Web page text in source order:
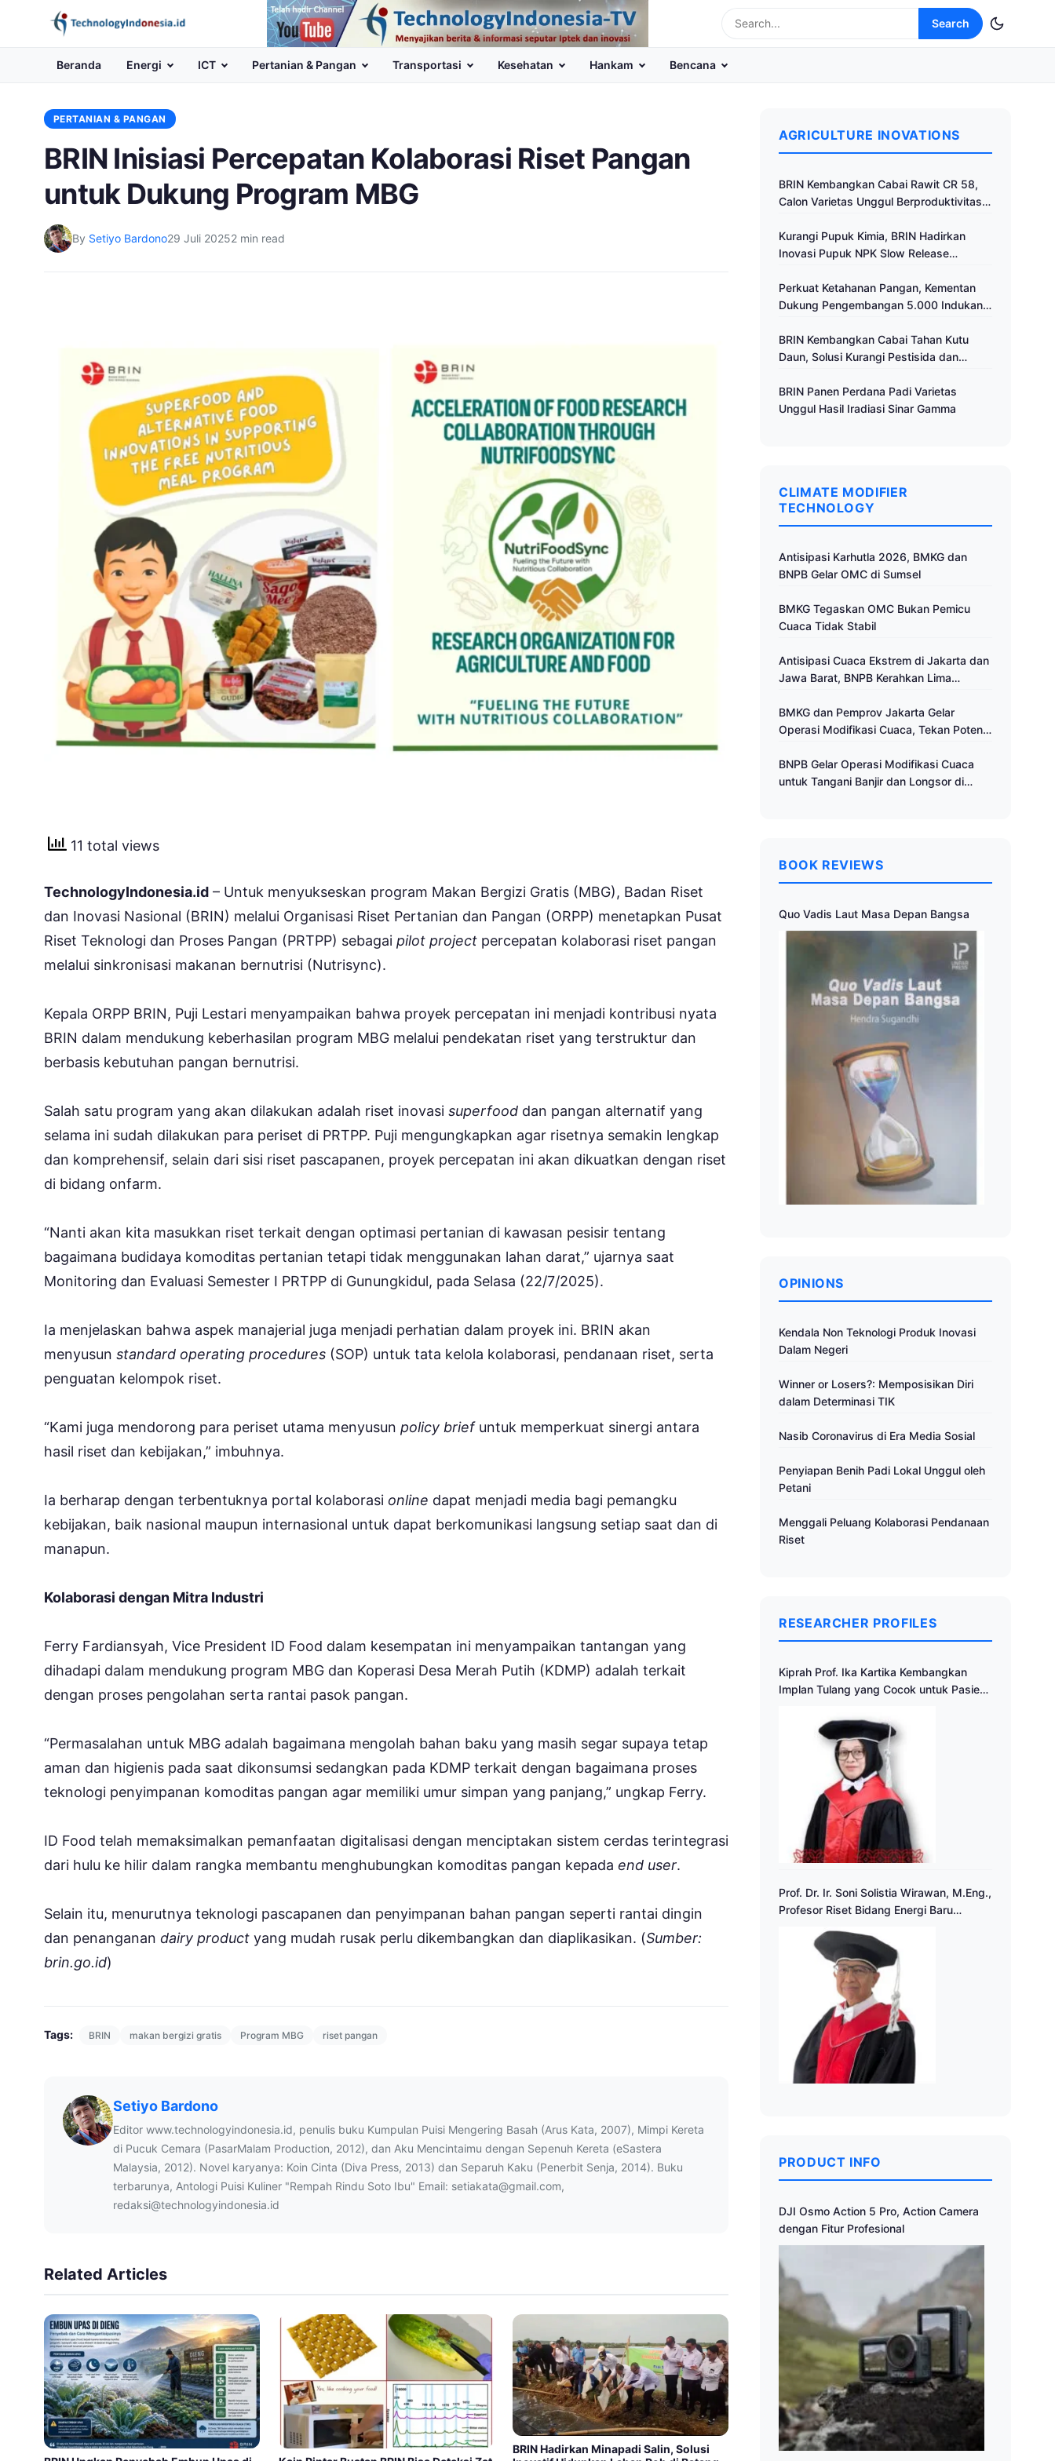
Channel
Youtube
Search
Beranda Energi ICT Pertanian & Pangan Transportasi Kesehatan Hankam Bencana
PERTANIAN & PANGAN
BRIN Inisiasi Percepatan Kolaborasi Riset Pangan
untuk Dukung Program MBG
By Setiyo Bardono29 Juli 20252 min read
11 total views
TechnologyIndonesia.id – Untuk menyukseskan program Makan Bergizi Gratis (MBG), Badan Riset
dan Inovasi Nasional (BRIN) melalui Organisasi Riset Pertanian dan Pangan (ORPP) menetapkan Pusat
Riset Teknologi dan Proses Pangan (PRTPP) sebagai pilot project percepatan kolaborasi riset pangan
melalui sinkronisasi makanan bernutrisi (Nutrisync).
Kepala ORPP BRIN, Puji Lestari menyampaikan bahwa proyek percepatan ini menjadi kontribusi nyata
BRIN dalam mendukung keberhasilan program MBG melalui pendekatan riset yang terstruktur dan
berbasis kebutuhan pangan bernutrisi.
Salah satu program yang akan dilakukan adalah riset inovasi superfood dan pangan alternatif yang
selama ini sudah dilakukan para periset di PRTPP. Puji mengungkapkan agar risetnya semakin lengkap
dan komprehensif, selain dari sisi riset pascapanen, proyek percepatan ini akan dikuatkan dengan riset
di bidang onfarm.
“Nanti akan kita masukkan riset terkait dengan optimasi pertanian di kawasan pesisir tentang
bagaimana budidaya komoditas pertanian tetapi tidak menggunakan lahan darat,” ujarnya saat
Monitoring dan Evaluasi Semester I PRTPP di Gunungkidul, pada Selasa (22/7/2025).
Ia menjelaskan bahwa aspek manajerial juga menjadi perhatian dalam proyek ini. BRIN akan
menyusun standard operating procedures (SOP) untuk tata kelola kolaborasi, pendanaan riset, serta
penguatan kelompok riset.
“Kami juga mendorong para periset utama menyusun policy briefuntuk memperkuat sinergi antara
hasil riset dan kebijakan,” imbuhnya.
Ia berharap dengan terbentuknya portal kolaborasi online dapat menjadi media bagi pemangku
kebijakan, baik nasional maupun internasional untuk dapat berkomunikasi langsung setiap saat dan di
manapun.
Kolaborasi dengan Mitra Industri
Ferry Fardiansyah, Vice President ID Food dalam kesempatan ini menyampaikan tantangan yang
dihadapi dalam mendukung program MBG dan Koperasi Desa Merah Putih (KDMP) adalah terkait
dengan proses pengolahan serta rantai pasok pangan.
“Permasalahan untuk MBG adalah bagaimana mengolah bahan baku yang masih segar supaya tetap
aman dan higienis pada saat dikonsumsi sedangkan pada KDMP terkait dengan bagaimana proses
teknologi penyimpanan komoditas pangan agar memiliki umur simpan yang panjang,” ungkap Ferry.
ID Food telah memaksimalkan pemanfaatan digitalisasi dengan menciptakan sistem cerdas terintegrasi
dari hulu ke hilir dalam rangka membantu menghubungkan komoditas pangan kepada end user.
Selain itu, menurutnya teknologi pascapanen dan penyimpanan bahan pangan seperti rantai dingin
dan penanganan dairy product yang mudah rusak perlu dikembangkan dan diaplikasikan. (Sumber:
brin.go.id)
Tags: BRIN makan bergizi gratis Program MBG riset pangan
Setiyo Bardono
Editor www.technologyindonesia.id, penulis buku Kumpulan Puisi Mengering Basah (Arus Kata, 2007), Mimpi Kereta
di Pucuk Cemara (PasarMalam Production, 2012), dan Aku Mencintaimu dengan Sepenuh Kereta (eSastera
Malaysia, 2012). Novel karyanya: Koin Cinta (Diva Press, 2013) dan Separuh Kaku (Penerbit Senja, 2014). Buku
terbarunya, Antologi Puisi Kuliner "Rempah Rindu Soto Ibu" Email: setiakata@gmail.com,
redaksi@technologyindonesia.id
Related Articles
BRIN Hadirkan Minapadi Salin, Solusi
AGRICULTURE INOVATIONS
BRIN Kembangkan Cabai Rawit CR 58,
Calon Varietas Unggul Berproduktivitas
Kurangi Pupuk Kimia, BRIN Hadirkan
Inovasi Pupuk NPK Slow Release
Perkuat Ketahanan Pangan, Kementan
Dukung Pengembangan 5.000 Indukan
BRIN Kembangkan Cabai Tahan Kutu
Daun, Solusi Kurangi Pestisida dan
BRIN Panen Perdana Padi Varietas
Unggul Hasil Iradiasi Sinar Gamma
CLIMATE MODIFIER
TECHNOLOGY
Antisipasi Karhutla 2026, BMKG dan
BNPB Gelar OMC di Sumsel
BMKG Tegaskan OMC Bukan Pemicu
Cuaca Tidak Stabil
Antisipasi Cuaca Ekstrem di Jakarta dan
Jawa Barat, BNPB Kerahkan Lima
Cuaca
BMKG dan Pemprov Jakarta Gelar
Operasi Modifikasi Cuaca, Tekan Potensi
BNPB Gelar Operasi Modifikasi Cuaca
untuk Tangani Banjir dan Longsor di
BOOK REVIEWS
Quo Vadis Laut Masa Depan Bangsa
OPINIONS
Kendala Non Teknologi Produk Inovasi
Dalam Negeri
Winner or Losers?: Memposisikan Diri
dalam Determinasi TIK
Nasib Coronavirus di Era Media Sosial
Penyiapan Benih Padi Lokal Unggul oleh
Petani
Menggali Peluang Kolaborasi Pendanaan
Riset
RESEARCHER PROFILES
Kiprah Prof. Ika Kartika Kembangkan
Implan Tulang yang Cocok untuk Pasien
Prof. Dr. Ir. Soni Solistia Wirawan, M.Eng.,
Profesor Riset Bidang Energi Baru
PRODUCT INFO
DJI Osmo Action 5 Pro, Action Camera
dengan Fitur Profesional